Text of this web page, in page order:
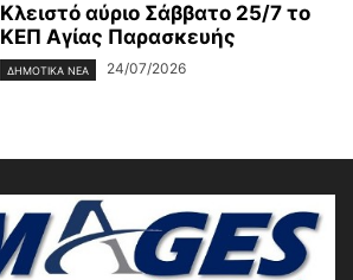
Κλειστό αύριο Σάββατο 25/7 το
ΚΕΠ Αγίας Παρασκευής
ΔΗΜΟΤΙΚΑ ΝΕΑ 24/07/2026